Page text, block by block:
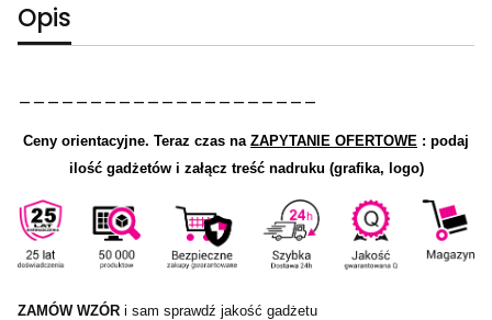
Opis
Ceny orientacyjne. Teraz czas na ZAPYTANIE OFERTOWE : podaj
ilość gadżetów i załącz treść nadruku (grafika, logo)
ZAMÓW WZÓR i sam sprawdź jakość gadżetu